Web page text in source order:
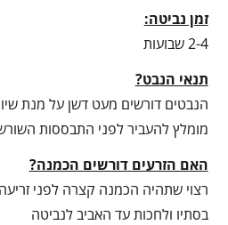
זמן נביטה:
2-4 שבועות
תנאי הנבט?
הנבטים דורשים מעט דשן על מנת
מומלץ להעביר לפני התבססות
האם הזרעים דורשים הכמנה?
רצוי שתהיה הכמנה קצרה לפני
בסתיו ולחכות עד האביב לנביטה